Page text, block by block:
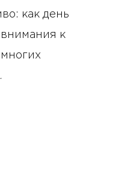
как день
внимания к
многих